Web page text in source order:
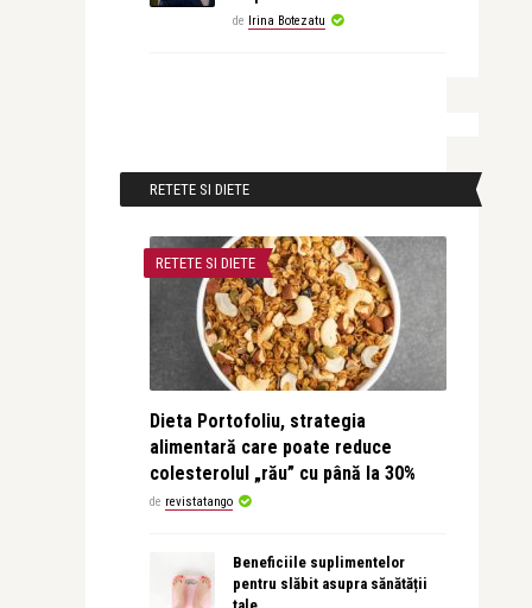
de Irina Botezatu
RETETE SI DIETE
RETETE SI DIETE
Dieta Portofoliu, strategia
alimentară care poate reduce
colesterolul „rău” cu până la 30%
de revistatango
Beneficiile suplimentelor
pentru slăbit asupra sănătății